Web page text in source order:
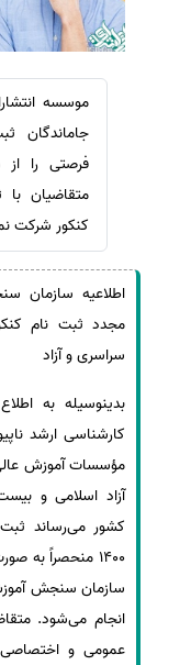
ترجمه عربی به
مشاهده همه زبان
سفارش ویرایش
سفارش پارافریز
سفارش فرمت‌بندی
سفارش کاهش
سفارش معرفی
سفارش معرفی
سفارش معرفی
سفارش چکیده
سفارش ترجمه
سفارش گویندگی
سفارش ترجمه
سفارش چکیده
سفارش تهیه
سفارش انگیزه‌نامه‌SOP
موسسه
جاماندگان
متقاضیان
کنکور شرکت
اطلاعیه
مجدد ثبت نام
سراسری و آزاد
بدینوسیله به
مؤسسات آموزش
آزاد اسلامی و
کشور می‌رساند
1400 منحصراً به
انجام می‌شود.
عمومی و